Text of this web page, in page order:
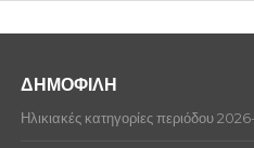
ΔΗΜΟΦΙΛΗ
Ηλικιακές κατηγορίες περιόδου